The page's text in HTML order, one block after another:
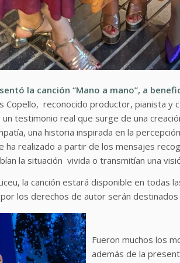
la canción “Mano a mano”, a
Copello, reconocido productor, pianista
testimonio real que surge de una
una historia inspirada en la
ha realizado a partir de los mensajes
la situación vivida o transmitían una
la canción estará disponible en todas
los derechos de autor serán destinados
Fueron muchos los
además de la